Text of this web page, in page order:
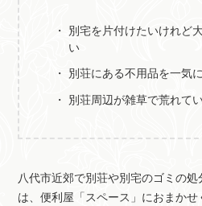
別宅を片付けたいけれど
い
別荘にある不用品を一気
別荘周辺が雑草で荒れて
八代市近郊で別荘や別宅のゴミの
は、便利屋「スペース」におまかせ